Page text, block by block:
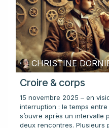
CHRISTINE
Croire & corps
15 novembre 2025 – en
interruption : le temps
s’ouvre après un intervalle
deux rencontres. Plusieurs